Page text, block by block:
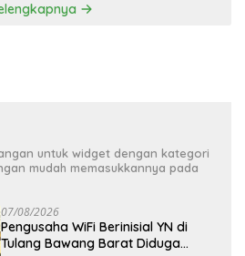
untuk widget dengan kategori
mudah memasukkannya pada
07/08/2026
Pengusaha WiFi Berinisial YN di
Tulang Bawang Barat Diduga